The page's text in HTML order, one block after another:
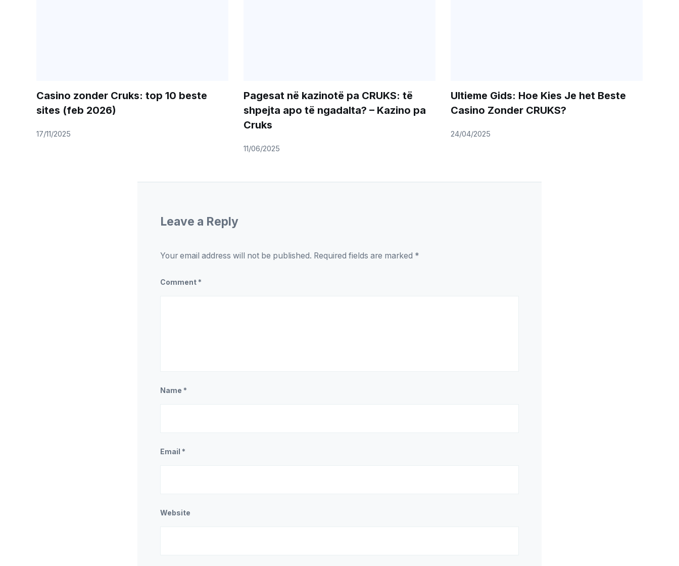
Casino zonder Cruks: top 10 beste
sites (feb 2026)
17/11/2025
Pagesat në kazinotë pa CRUKS: të
shpejta apo të ngadalta? – Kazino pa
Cruks
11/06/2025
Ultieme Gids: Hoe Kies Je het Beste
Casino Zonder CRUKS?
24/04/2025
Leave a Reply
Your email address will not be published. Required fields are marked *
Comment *
Name *
Email *
Website